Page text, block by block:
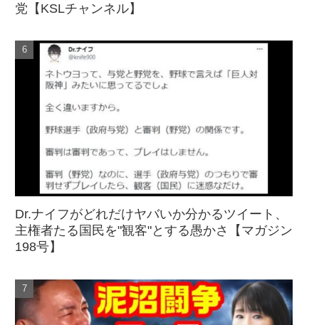
党【KSLチャンネル】
Dr.ナイフがどれだけヤバいか分かるツイート、
主権者たる国民を"観客"とする愚かさ【マガジン
198号】